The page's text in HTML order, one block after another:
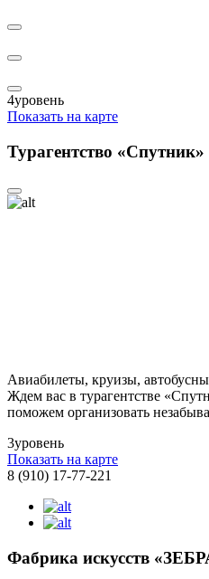
4уровень
Показать на карте
Турагентство «Спутник»
Авиабилеты, круизы,
Ждем вас в турагентстве
поможем организовать
3уровень
Показать на карте
8 (910) 17-77-221
Фабрика искусств